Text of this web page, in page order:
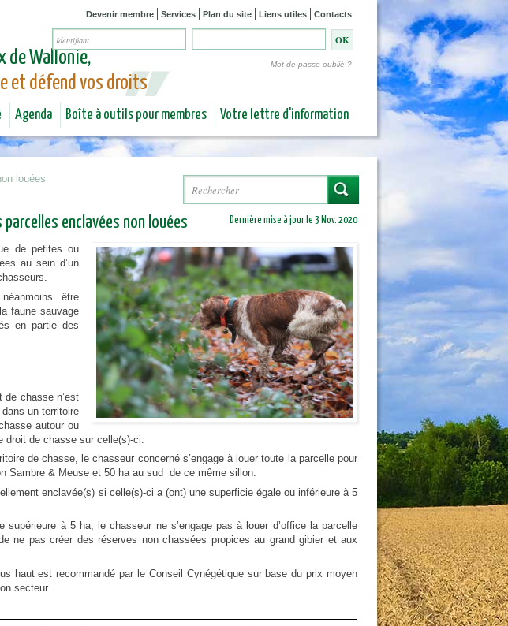
Devenir membre Services Plan du site Liens utiles Contacts
Mot de passe oublié ?
de Wallonie,
et défend vos droits
Agenda Boîte à outils pour membres Votre lettre d'information
louées
Formulaire de recherche
Rechercher
parcelles enclavées non louées Dernière mise à jour le 3 Nov. 2020
de petites ou
au sein d’un
être
faune sauvage
en partie des
de chasse n’est
un territoire
autour ou
droit de chasse sur celle(s)-ci.
de chasse, le chasseur concerné s’engage à louer toute la parcelle pour
Sambre & Meuse et 50 ha au sud de ce même sillon.
enclavée(s) si celle(s)-ci a (ont) une superficie égale ou inférieure à 5
supérieure à 5 ha, le chasseur ne s’engage pas à louer d’office la parcelle
ne pas créer des réserves non chassées propices au grand gibier et aux
haut est recommandé par le Conseil Cynégétique sur base du prix moyen
secteur.